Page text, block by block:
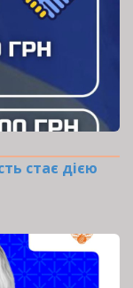
стає дією